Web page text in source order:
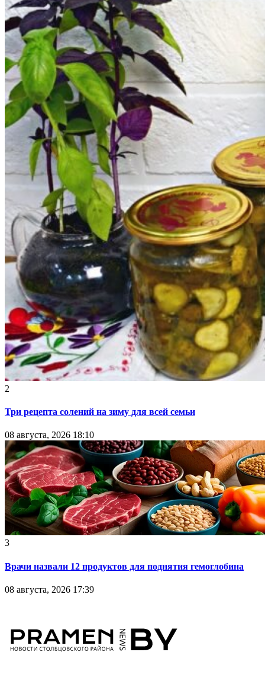
2
Три рецепта солений на зиму для всей семьи
08 августа, 2026 18:10
3
Врачи назвали 12 продуктов для поднятия гемоглобина
08 августа, 2026 17:39